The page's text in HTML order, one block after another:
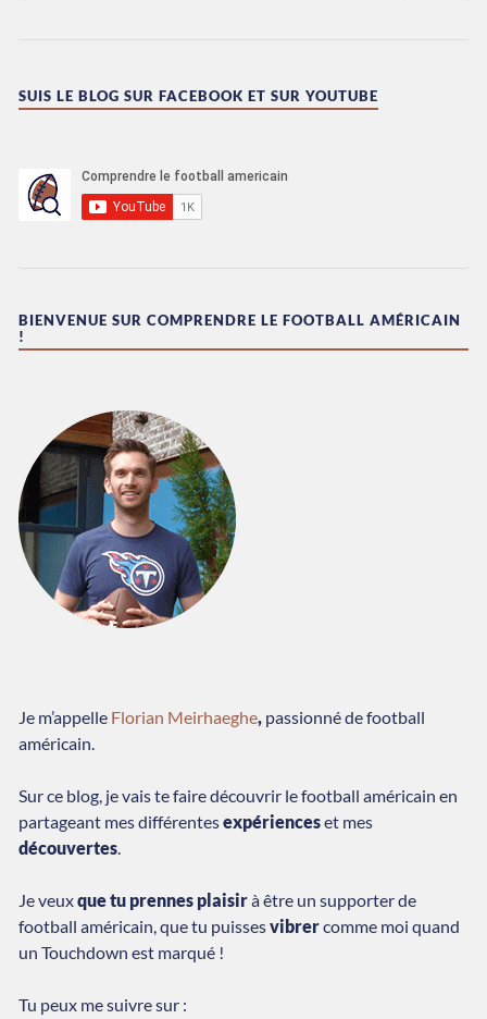
SUIS LE BLOG SUR FACEBOOK ET SUR YOUTUBE
BIENVENUE SUR COMPRENDRE LE FOOTBALL AMÉRICAIN
!
Je m’appelle Florian Meirhaeghe, passionné de football
américain.
Sur ce blog, je vais te faire découvrir le football américain en
partageant mes différentesexpérienceset mes
découvertes.
Je veuxque tu prennes plaisirà être un supporter de
football américain, que tu puissesvibrercomme moi quand
un Touchdown est marqué !
Tu peux me suivre sur :